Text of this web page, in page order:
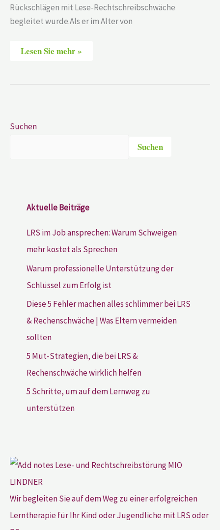
Rückschlägen mit Lese-Rechtschreibschwäche
begleitet wurde.Als er im Alter von
Lesen Sie mehr »
Suchen
Suchen
Aktuelle Beiträge
LRS im Job ansprechen: Warum Schweigen
mehr kostet als Sprechen
Warum professionelle Unterstützung der
Schlüssel zum Erfolg ist
Diese 5 Fehler machen alles schlimmer bei LRS
& Rechenschwäche | Was Eltern vermeiden
sollten
5 Mut-Strategien, die bei LRS &
Rechenschwäche wirklich helfen
5 Schritte, um auf dem Lernweg zu
unterstützen
Wir begleiten Sie auf dem Weg zu einer erfolgreichen
Lerntherapie für Ihr Kind oder Jugendliche mit LRS oder